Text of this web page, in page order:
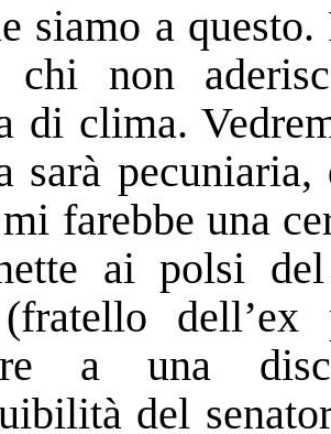
siamo a
chi non
di clima.
sarà
farebbe una
ai polsi del
dell’ex
a una
del